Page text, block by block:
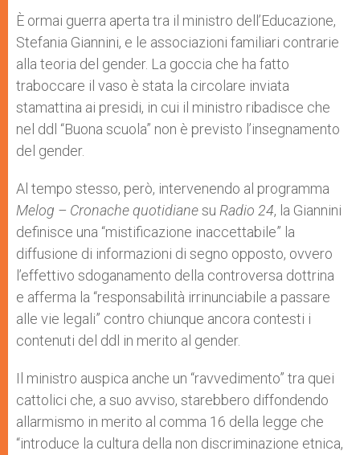
p
p
g
e
r
o
k
r
È ormai guerra aperta tra il ministro dell’Educazione,
Stefania Giannini, e le associazioni familiari contrarie
alla teoria del gender. La goccia che ha fatto
traboccare il vaso è stata la circolare inviata
stamattina ai presidi, in cui il ministro ribadisce che
nel ddl “Buona scuola” non è previsto l’insegnamento
del gender.
Al tempo stesso, però, intervenendo al programma
Melog – Cronache quotidianesu Radio 24, la Giannini
definisce una “mistificazione inaccettabile” la
diffusione di informazioni di segno opposto, ovvero
l’effettivo sdoganamento della controversa dottrina
e afferma la “responsabilità irrinunciabile a passare
alle vie legali” contro chiunque ancora contesti i
contenuti del ddl in merito al gender.
Il ministro auspica anche un “ravvedimento” tra quei
cattolici che, a suo avviso, starebbero diffondendo
allarmismo in merito al comma 16 della legge che
“introduce la cultura della non discriminazione etnica,